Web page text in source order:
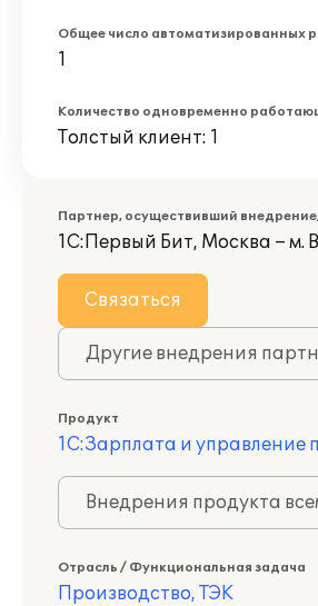
Общее число автоматизированных
1
Количество одновременно
Толстый клиент: 1
Партнер, осуществивший
1С:Первый Бит, Москва – м.
Связаться
Другие внедрения
Продукт
1С:Зарплата и управление
Внедрения продукта
Отрасль / Функциональная задача
Производство, ТЭК